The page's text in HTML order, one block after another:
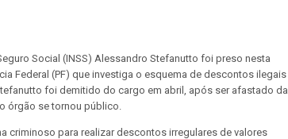
Social (INSS) Alessandro Stefanutto foi preso nesta
Federal (PF) que investiga o esquema de descontos ilegais
foi demitido do cargo em abril, após ser afastado da
órgão se tornou público.
criminoso para realizar descontos irregulares de valores